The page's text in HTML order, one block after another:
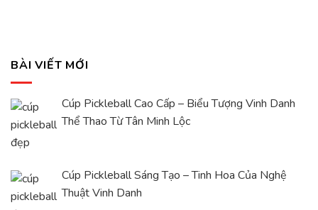
BÀI VIẾT MỚI
Cúp Pickleball Cao Cấp – Biểu Tượng Vinh Danh
Thể Thao Từ Tân Minh Lộc
Cúp Pickleball Sáng Tạo – Tinh Hoa Của Nghệ
Thuật Vinh Danh